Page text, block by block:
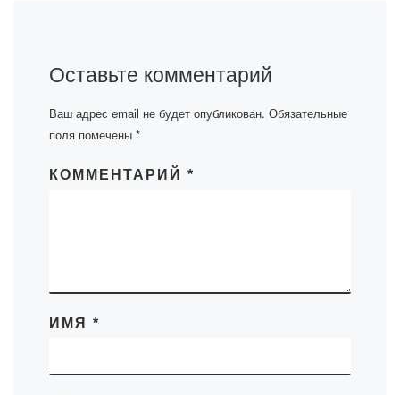
Оставьте комментарий
Ваш адрес email не будет опубликован. Обязательные
поля помечены *
КОММЕНТАРИЙ *
ИМЯ *